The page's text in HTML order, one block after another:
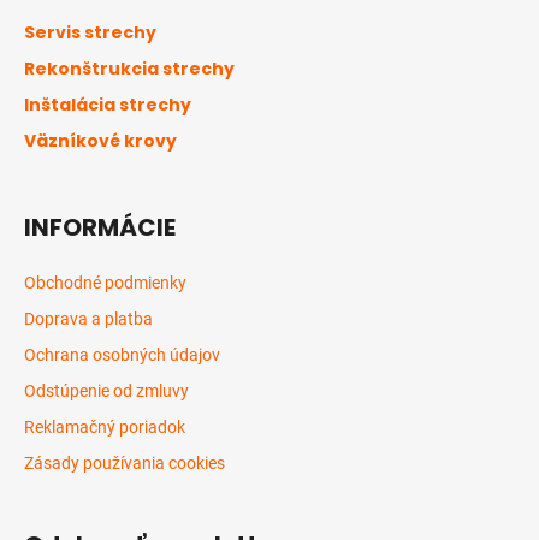
Servis strechy
Rekonštrukcia strechy
Inštalácia strechy
Väzníkové krovy
INFORMÁCIE
Obchodné podmienky
Doprava a platba
Ochrana osobných údajov
Odstúpenie od zmluvy
Reklamačný poriadok
Zásady používania cookies